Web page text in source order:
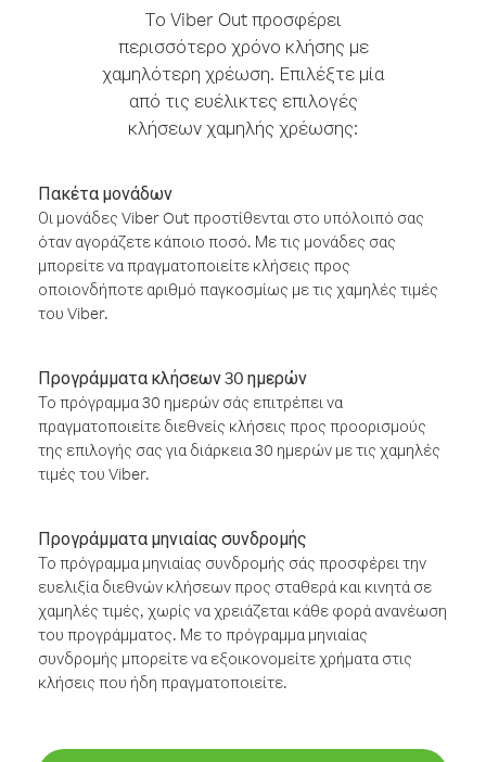
Το Viber Out προσφέρει
περισσότερο χρόνο κλήσης με
χαμηλότερη χρέωση. Επιλέξτε μία
από τις ευέλικτες επιλογές
κλήσεων χαμηλής χρέωσης:
Πακέτα μονάδων
Οι μονάδες Viber Out προστίθενται στο υπόλοιπό σας
όταν αγοράζετε κάποιο ποσό. Με τις μονάδες σας
μπορείτε να πραγματοποιείτε κλήσεις προς
οποιονδήποτε αριθμό παγκοσμίως με τις χαμηλές τιμές
του Viber.
Προγράμματα κλήσεων 30 ημερών
Το πρόγραμμα 30 ημερών σάς επιτρέπει να
πραγματοποιείτε διεθνείς κλήσεις προς προορισμούς
της επιλογής σας για διάρκεια 30 ημερών με τις χαμηλές
τιμές του Viber.
Προγράμματα μηνιαίας συνδρομής
Το πρόγραμμα μηνιαίας συνδρομής σάς προσφέρει την
ευελιξία διεθνών κλήσεων προς σταθερά και κινητά σε
χαμηλές τιμές, χωρίς να χρειάζεται κάθε φορά ανανέωση
του προγράμματος. Με το πρόγραμμα μηνιαίας
συνδρομής μπορείτε να εξοικονομείτε χρήματα στις
κλήσεις που ήδη πραγματοποιείτε.